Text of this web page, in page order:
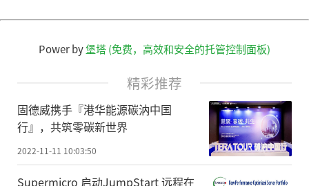
Power by堡塔 (免费，高效和安全的托管控制面板)
精彩推荐
固德威携手『港华能源碳汭中国
行』，共筑零碳新世界
2022-11-11 10:03:50
Supermicro 启动JumpStart 远程在